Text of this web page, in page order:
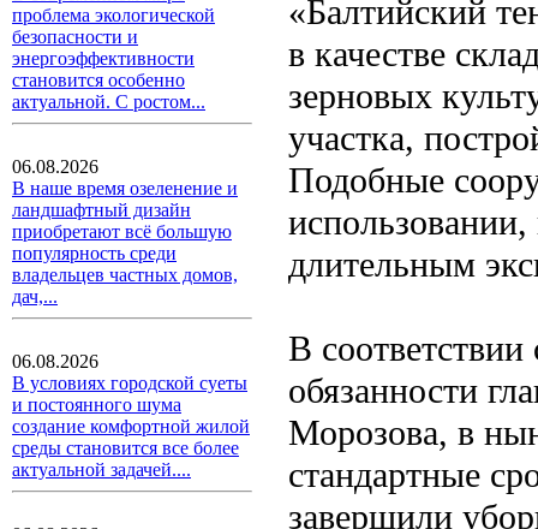
проблема экологической
безопасности и
энергоэффективности
становится особенно
актуальной. С ростом...
06.08.2026
В наше время озеленение и
ландшафтный дизайн
приобретают всё большую
популярность среди
владельцев частных домов,
дач,...
06.08.2026
В условиях городской суеты
и постоянного шума
создание комфортной жилой
среды становится все более
актуальной задачей....
«Балтийский
в качестве
зерновых
участка,
Подобные
длительным
В
обязанности
Морозова, в
стандартные
завершили